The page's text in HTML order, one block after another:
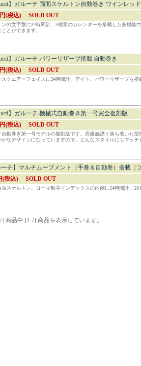
】ガルーチ 両面スケルトン自動巻き ワインレッド
(税込)
SOLD OUT
ンの文字盤に24時間計、3種類のカレンダーを搭載した多機能
とができます。
】ガルーチ パワーリザーブ搭載 自動巻き
(税込)
SOLD OUT
スクエアーフェイスに24時間計、デイト、パワーリザーブを
】ガルーチ 機械式自動巻き第一号完全復刻版
(税込)
SOLD OUT
自動巻き第一号モデルの復刻版です。高級感漂う落ち着いた
かなデザインになっていますので、どんなスタイルにもマッチ
ーチ】マルチムーブメント（手巻＆自動巻）搭載（
(税込)
SOLD OUT
面スケルトン。ローマ数字インデックスの内側に24時間計、
商品中 [1-7] 商品を表示しています。